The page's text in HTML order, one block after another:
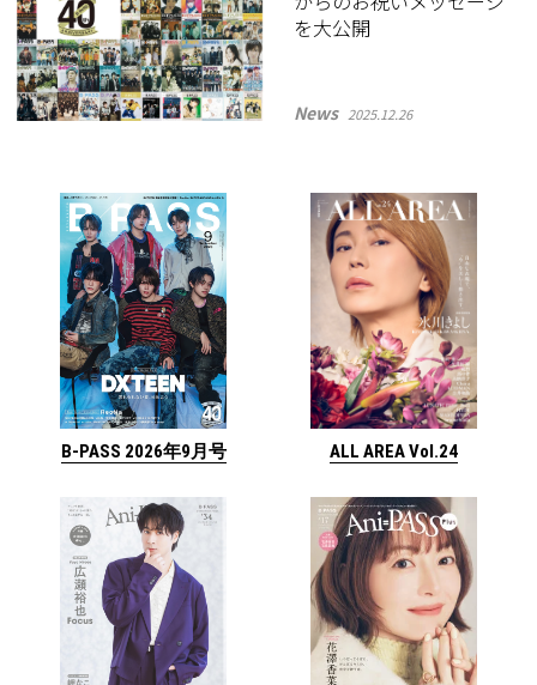
を大公開
News 2025.12.26
B-PASS 2026年9月号 ALL AREA Vol.24